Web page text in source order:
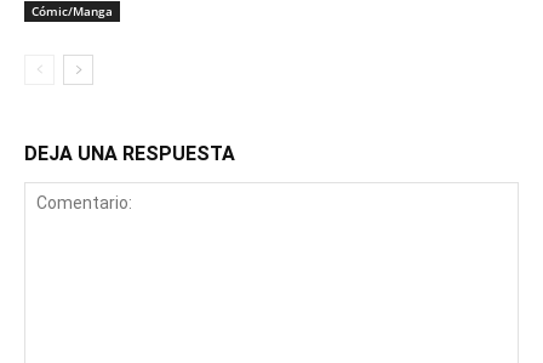
Cómic/Manga
DEJA UNA RESPUESTA